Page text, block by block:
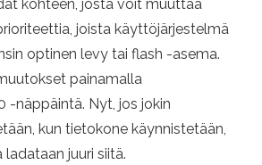
kohteen, josta voit muuttaa
joista käyttöjärjestelmä
optinen levy tai flash -asema.
painamalla
-näppäintä. Nyt, jos jokin
kun tietokone käynnistetään,
juuri siitä.